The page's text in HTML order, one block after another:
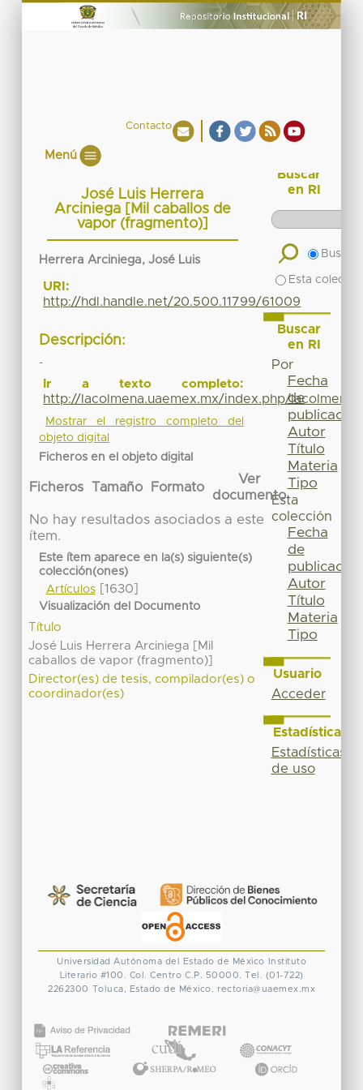
Contacto
Menú
José Luis Herrera
Arciniega [Mil caballos de
vapor (fragmento)]
Herrera Arciniega, José Luis
URI:
http://hdl.handle.net/20.500.11799/61009
Descripción:
-
Ir a texto completo:
http://lacolmena.uaemex.mx/index.php/
Mostrar el registro completo del
objeto digital
Ficheros en el objeto digital
Ficheros Tamaño Formato
Ver
documento
No hay resultados asociados a este
ítem.
Este ítem aparece en la(s) siguiente(s)
colección(ones)
Artículos[1630]
Visualización del Documento
Título
José Luis Herrera Arciniega [Mil
caballos de vapor (fragmento)]
Director(es) de tesis, compilador(es) o
coordinador(es)
Buscar
en RI
Buscar
Esta
Buscar
en RI
Por
Fecha
de
publicación
Autor
Título
Materia
Tipo
Esta
colección
Fecha
de
publicación
Autor
Título
Materia
Tipo
Usuario
Acceder
Estadísticas
Estadísticas
de uso
Universidad Autónoma del Estado de México
Instituto
Literario #100. Col. Centro C.P. 50000. Tel. (01-722)
2262300 Toluca, Estado de México. rectoria@uaemex.mx